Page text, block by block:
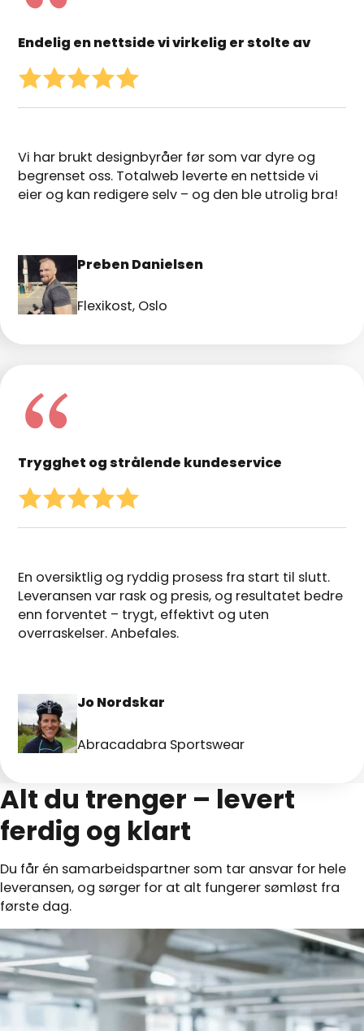
Endelig en nettside vi virkelig er stolte av
Vi har brukt designbyråer før som var dyre og
begrenset oss. Totalweb leverte en nettside vi
eier og kan redigere selv – og den ble utrolig bra!
Preben Danielsen
Flexikost, Oslo
Trygghet og strålende kundeservice
En oversiktlig og ryddig prosess fra start til slutt.
Leveransen var rask og presis, og resultatet bedre
enn forventet – trygt, effektivt og uten
overraskelser. Anbefales.
Jo Nordskar
Abracadabra Sportswear
Alt du trenger – levert
ferdig og klart
Du får én samarbeidspartner som tar ansvar for hele
leveransen, og sørger for at alt fungerer sømløst fra
første dag.